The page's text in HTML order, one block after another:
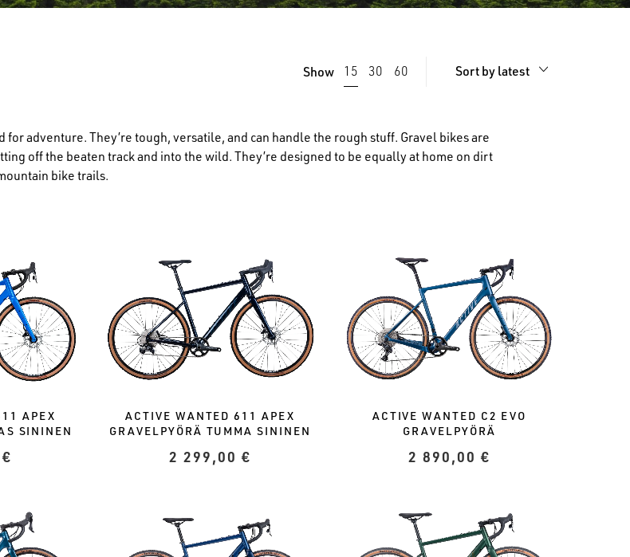
Show 15 30 60 Sort by latest
for adventure. They’re tough, versatile, and can handle the rough stuff. Gravel bikes are
off the beaten track and into the wild. They’re designed to be equally at home on dirt
bike trails.
APEX
SININEN
€
ACTIVE WANTED 611 APEX
GRAVELPYÖRÄ TUMMA SININEN
2 299,00 €
ACTIVE WANTED C2 EVO
GRAVELPYÖRÄ
2 890,00 €